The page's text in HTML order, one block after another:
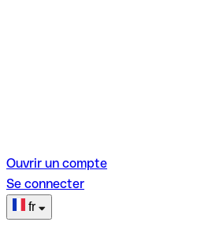
Ouvrir un compte
Se connecter
fr